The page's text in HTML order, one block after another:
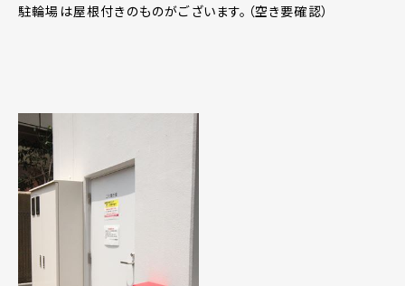
駐輪場は屋根付きのものがございます。（空き要確認）